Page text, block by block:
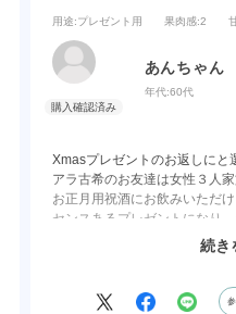
用途:プレゼント用 果肉感:2
あんちゃん
年代:60代
Xmasプレゼントのお返しにと
アラ古希のお友達は女性３人家
お正月用祝酒にお飲みいただ
センスあるプレゼントになり
お喜びいただき、選んだ私も
普段はお酒を召し上がられな
続き